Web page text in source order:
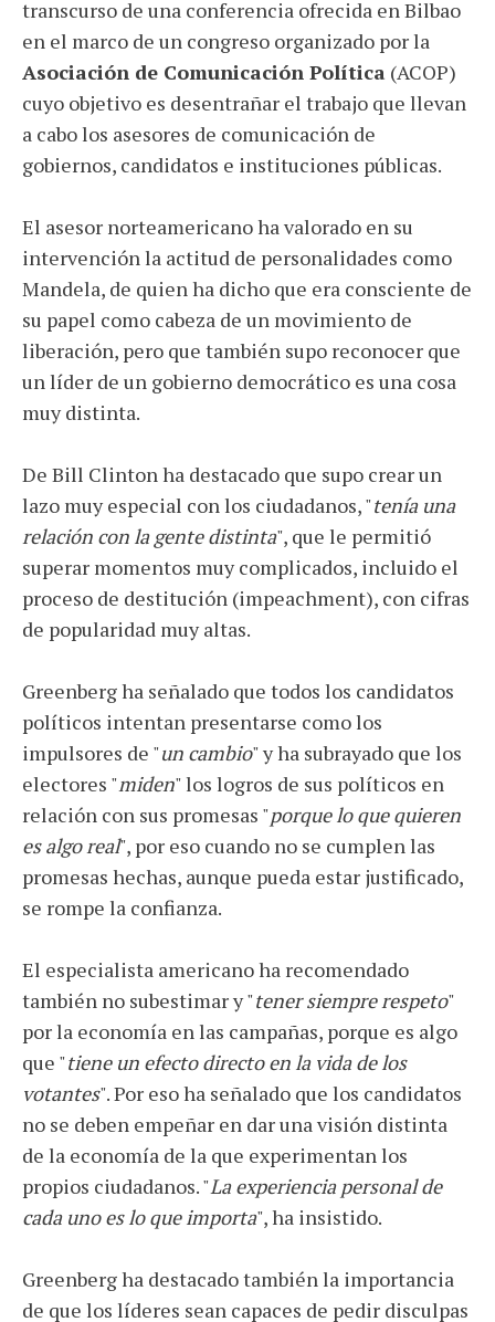
transcurso de una conferencia ofrecida en Bilbao
en el marco de un congreso organizado por la
Asociación de Comunicación Política (ACOP)
cuyo objetivo es desentrañar el trabajo que llevan
a cabo los asesores de comunicación de
gobiernos, candidatos e instituciones públicas.
El asesor norteamericano ha valorado en su
intervención la actitud de personalidades como
Mandela, de quien ha dicho que era consciente de
su papel como cabeza de un movimiento de
liberación, pero que también supo reconocer que
un líder de un gobierno democrático es una cosa
muy distinta.
De Bill Clinton ha destacado que supo crear un
lazo muy especial con los ciudadanos, "tenía una
relación con la gente distinta", que le permitió
superar momentos muy complicados, incluido el
proceso de destitución (impeachment), con cifras
de popularidad muy altas.
Greenberg ha señalado que todos los candidatos
políticos intentan presentarse como los
impulsores de "un cambio" y ha subrayado que los
electores "miden" los logros de sus políticos en
relación con sus promesas "porque lo que quieren
es algo real", por eso cuando no se cumplen las
promesas hechas, aunque pueda estar justificado,
se rompe la confianza.
El especialista americano ha recomendado
también no subestimar y "tener siempre respeto"
por la economía en las campañas, porque es algo
que "tiene un efecto directo en la vida de los
votantes". Por eso ha señalado que los candidatos
no se deben empeñar en dar una visión distinta
de la economía de la que experimentan los
propios ciudadanos. "La experiencia personal de
cada uno es lo que importa", ha insistido.
Greenberg ha destacado también la importancia
de que los líderes sean capaces de pedir disculpas